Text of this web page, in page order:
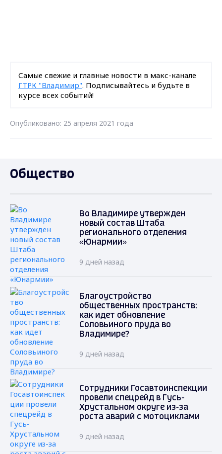
Самые свежие и главные новости в макс-канале
ГТРК "Владимир". Подписывайтесь и будьте в
курсе всех событий!
Опубликовано: 25 апреля 2021 года
Общество
Во Владимире утвержден
новый состав Штаба
регионального отделения
«Юнармии»
9 дней назад
Благоустройство
общественных пространств:
как идет обновление
Соловьиного пруда во
Владимире?
9 дней назад
Сотрудники Госавтоинспекции
провели спецрейд в Гусь-
Хрустальном округе из-за
роста аварий с мотоциклами
9 дней назад